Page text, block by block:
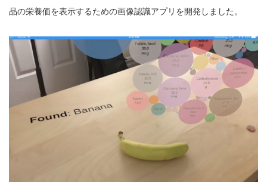
品の栄養価を表示するための画像認識アプリを開発しました。